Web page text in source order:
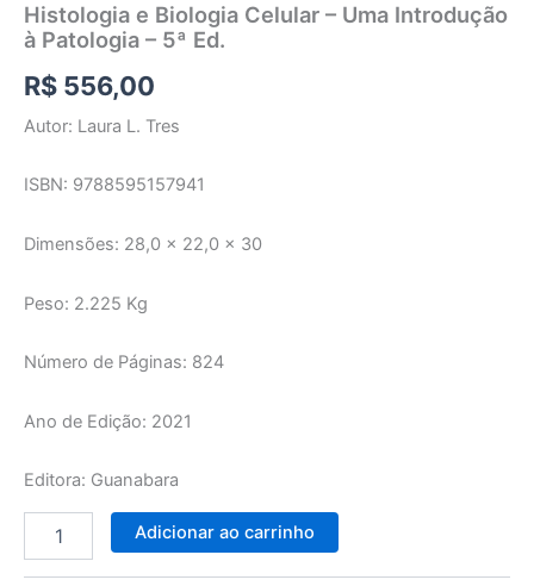
Histologia e Biologia Celular – Uma Introdução
à Patologia – 5ª Ed.
R$ 556,00
Autor: Laura L. Tres
ISBN: 9788595157941
Dimensões: 28,0 x 22,0 x 30
Peso: 2.225 Kg
Número de Páginas: 824
Ano de Edição: 2021
Editora: Guanabara
Adicionar ao carrinho